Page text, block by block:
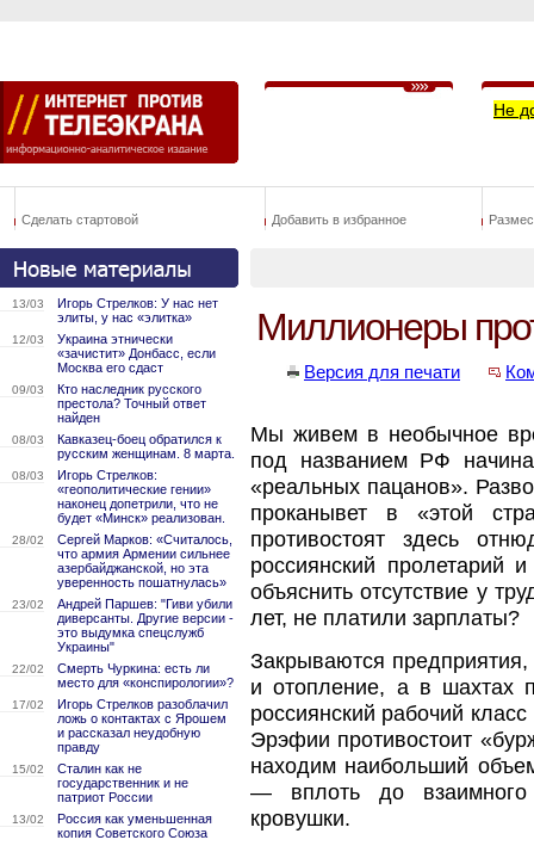
Не
Сделать стартовой Добавить в избранное
13/03
Игорь Стрелков: У нас нет
элиты, у нас «элитка»
12/03
Украина этнически
«зачистит» Донбасс, если
Москва его сдаст
09/03
Кто наследник русского
престола? Точный ответ
найден
08/03
Кавказец-боец обратился к
русским женщинам. 8 марта.
08/03
Игорь Стрелков:
«геополитические гении»
наконец допетрили, что не
будет «Минск» реализован.
28/02
Сергей Марков: «Считалось,
что армия Армении сильнее
азербайджанской, но эта
уверенность пошатнулась»
23/02
Андрей Паршев: "Гиви убили
диверсанты. Другие версии -
это выдумка спецслужб
Украины"
22/02
Смерть Чуркина: есть ли
место для «конспирологии»?
17/02
Игорь Стрелков разоблачил
ложь о контактах с Ярошем
и рассказал неудобную
правду
15/02
Сталин как не
государственник и не
патриот России
13/02
Россия как уменьшенная
копия Советского Союза
Миллионеры
Версия для печати
Мы живем в необычное
под названием РФ
«реальных пацанов».
проканывет в «этой
противостоят здесь
россиянский пролетарий
объяснить отсутствие у
лет, не платили зарплаты?
Закрываются
и отопление, а в шахтах
россиянский рабочий
Эрэфии противостоит
находим наибольший
— вплоть до взаимного
кровушки.